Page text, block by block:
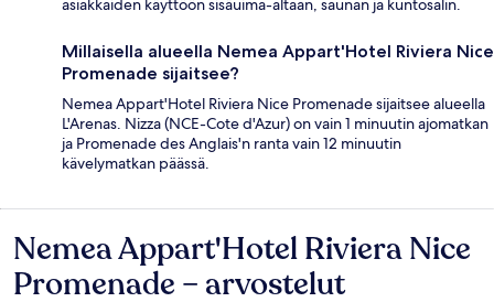
asiakkaiden käyttöön sisäuima-altaan, saunan ja kuntosalin.
Millaisella alueella Nemea Appart'Hotel Riviera Nice
Promenade sijaitsee?
Nemea Appart'Hotel Riviera Nice Promenade sijaitsee alueella
L'Arenas. Nizza (NCE-Cote d'Azur) on vain 1 minuutin ajomatkan
ja Promenade des Anglais'n ranta vain 12 minuutin
kävelymatkan päässä.
Arvostelut
Nemea Appart'Hotel Riviera Nice
Promenade – arvostelut